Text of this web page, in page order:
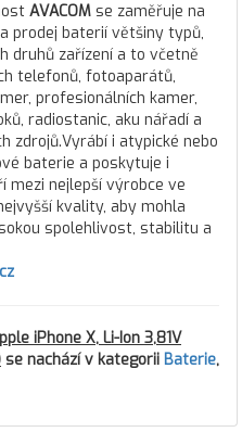
AVACOM se zaměřuje na
prodej baterií většiny typů,
druhů zařízení a to včetně
telefonů, fotoaparátů,
profesionálních kamer,
radiostanic, aku nářadí a
zdrojů.Vyrábí i atypické nebo
baterie a poskytuje i
mezi nejlepší výrobce ve
kvality, aby mohla
spolehlivost, stabilitu a
iPhone X, Li-Ion 3,81V
se nachází v kategorii Baterie,